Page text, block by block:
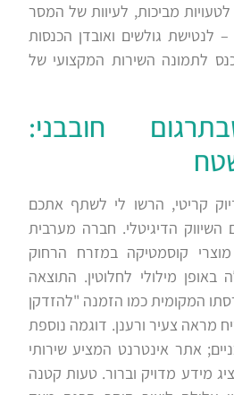
מביכות, לעיוות של המסר
– לנטישת גולשים ואובדן הכנסות
לתמונה השירות המקצועי של
חובבני:
קריטי, הרשו לי לשתף אתכם
הדיגיטלי. חברה מערבית
קוסמטיקה במזרח הרחוק
מילולי לחלוטין. התוצאה
המקומית כמו הזמנה "להזדקן
מראה צעיר ורענן. דוגמה נוספת
אתר אינטרנט המציע שירותי
מידע מדויק וברור. טעות קטנה